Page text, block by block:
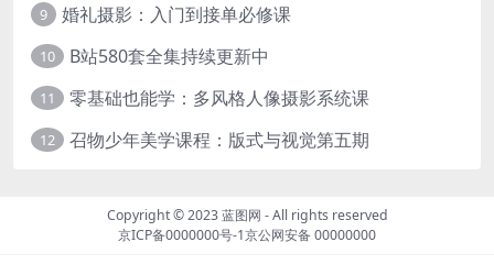
9 婚礼摄影：入门到接单必修课
10 B站580套全集持续更新中
11 零基础也能学：多风格人像摄影系统课
12 召物少年美学课程：版式与视觉第五期
Copyright © 2023蓝图网 - All rights reserved
京ICP备0000000号-1京公网安备 00000000